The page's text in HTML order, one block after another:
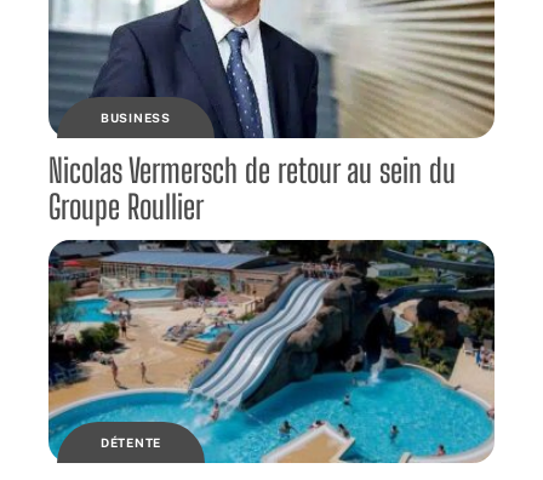
BUSINESS
Nicolas Vermersch de retour au sein du
Groupe Roullier
DÉTENTE